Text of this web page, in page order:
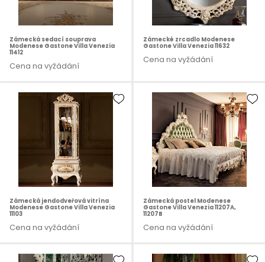
Zámecká sedací souprava
Modenese Gastone Villa Venezia
11412
Cena na vyžádání
Zámecké zrcadlo Modenese
Gastone Villa Venezia 11632
Cena na vyžádání
Zámecká jendodveřová vitrína
Modenese Gastone Villa Venezia
11103
Cena na vyžádání
Zámecká postel Modenese
Gastone Villa Venezia 11207A,
11207B
Cena na vyžádání